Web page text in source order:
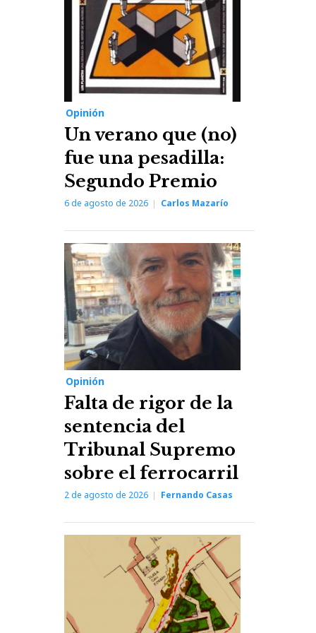
Opinión
Un verano que (no)
fue una pesadilla:
Segundo Premio
6 de agosto de 2026 Carlos Mazarío
Opinión
Falta de rigor de la
sentencia del
Tribunal Supremo
sobre el ferrocarril
2 de agosto de 2026 Fernando Casas